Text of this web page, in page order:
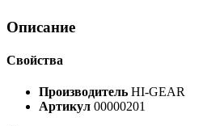
Описание
Свойства
Производитель HI-GEAR
Артикул 00000201